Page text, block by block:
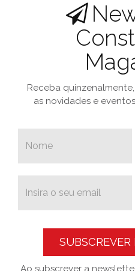
Receba
as novidades e
Ao subscrever a